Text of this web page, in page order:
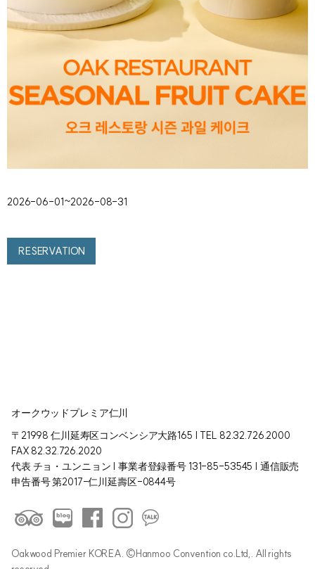
2026-06-01~2026-08-31
RESERVATION
オークウッドプレミア仁川
〒21998 仁川延寿区コンベンシア大路165 | TEL 82.32.726.2000
FAX 82.32.726.2020
代表 チョ・ユンニョン | 事業者登録番号 131-85-53545 | 通信販売
申告番号 第2017-仁川延壽区-0844号
Oakwood Premier KOREA. ©Hanmoo Convention co.Ltd,. All rights